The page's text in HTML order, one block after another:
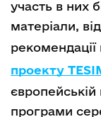
участь в них
матеріали,
проекту
програми